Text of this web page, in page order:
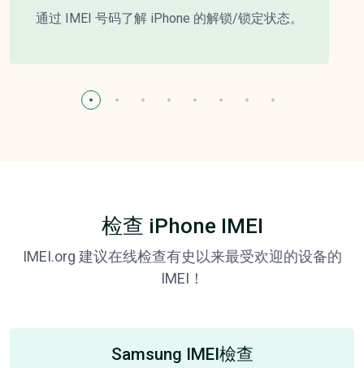
通过 IMEI 号码了解 iPhone 的解锁/锁定状态。
检查 iPhone IMEI
IMEI.org 建议在线检查有史以来最受欢迎的设备的
IMEI！
Samsung IMEI檢查